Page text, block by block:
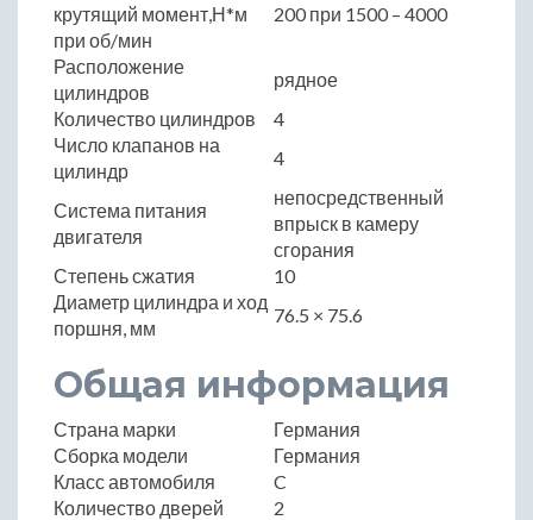
крутящий момент,Н*м
при об/мин
200 при 1500 – 4000
Расположение
цилиндров
рядное
Количество цилиндров
4
Число клапанов на
цилиндр
4
Система питания
двигателя
непосредственный
впрыск в камеру
сгорания
Степень сжатия
10
Диаметр цилиндра и ход
поршня, мм
76.5 × 75.6
Общая информация
Страна марки
Германия
Сборка модели
Германия
Класс автомобиля
C
Количество дверей
2